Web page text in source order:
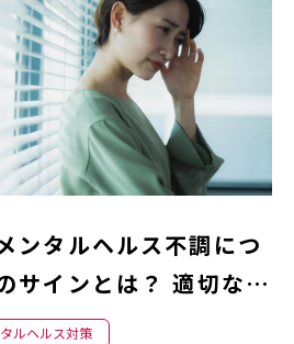
ンタルヘルス不調につ
サインとは？ 適切な対
ルヘルス対策